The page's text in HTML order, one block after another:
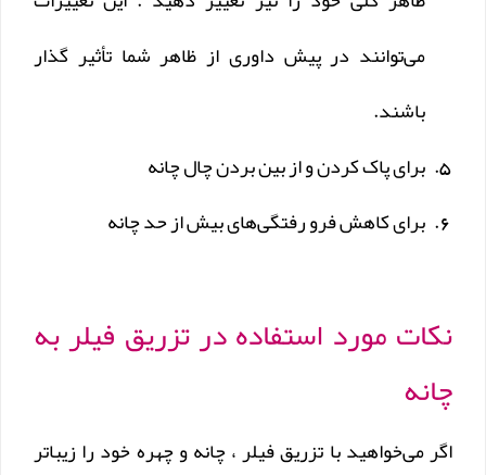
می‌توانند در پیش داوری از ظاهر شما تأثیر گذار
باشند.
برای پاک کردن و از بین بردن چال چانه
برای کاهش فرو رفتگی‌های بیش از حد چانه
نکات مورد استفاده در تزریق فیلر به
چانه
اگر می‌خواهید با تزریق فیلر ، چانه و چهره خود را زیباتر